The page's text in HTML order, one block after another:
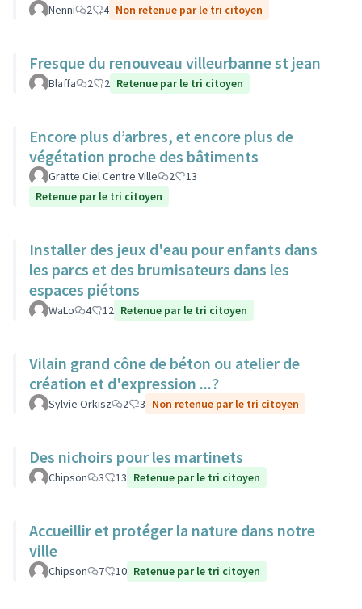
Nenni 2 4 Non retenue par le tri citoyen
Fresque du renouveau villeurbanne st jean
Blaffa 2 2 Retenue par le tri citoyen
Encore plus d’arbres, et encore plus de
végétation proche des bâtiments
Gratte Ciel Centre Ville 2
13
Retenue par le tri citoyen
Installer des jeux d'eau pour enfants dans
les parcs et des brumisateurs dans les
espaces piétons
WaLo 4 12 Retenue par le tri citoyen
Vilain grand cône de béton ou atelier de
création et d'expression ...?
Sylvie Orkisz 2 3 Non retenue par le tri citoyen
Des nichoirs pour les martinets
Chipson 3 13 Retenue par le tri citoyen
Accueillir et protéger la nature dans notre
ville
Chipson 7 10 Retenue par le tri citoyen